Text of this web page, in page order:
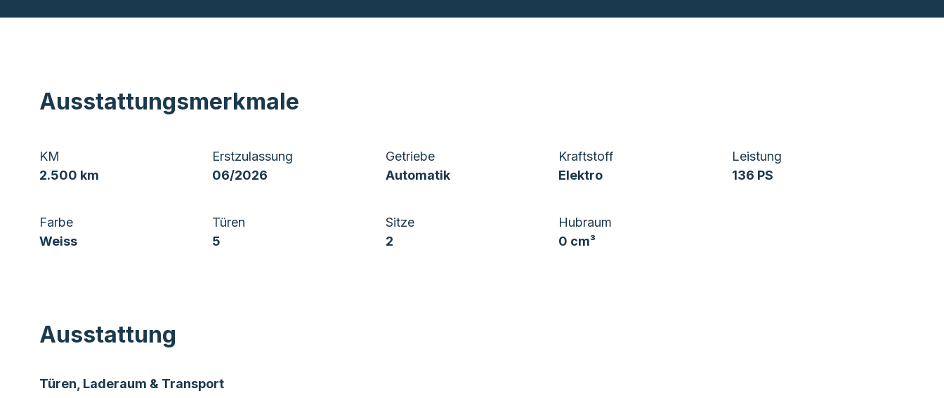
Ausstattungsmerkmale
KM
2.500 km
Erstzulassung
06/2026
Getriebe
Automatik
Kraftstoff
Elektro
Leistung
136 PS
Farbe
Weiss
Türen
5
Sitze
2
Hubraum
0 cm³
Ausstattung
Türen, Laderaum & Transport